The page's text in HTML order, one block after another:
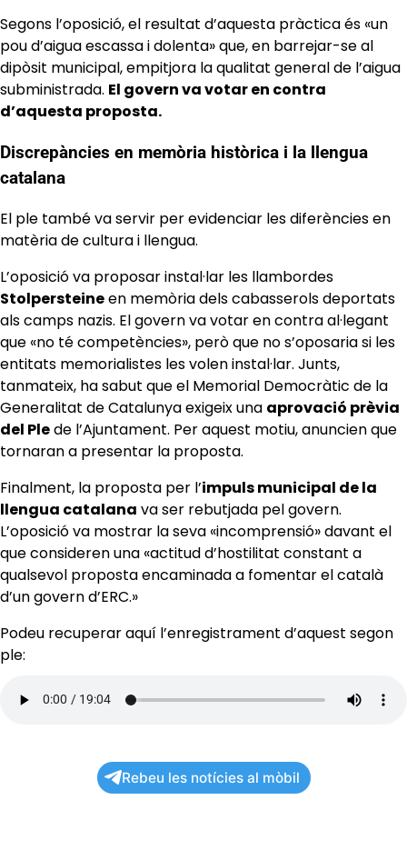
Segons l’oposició, el resultat d’aquesta pràctica és «un
pou d’aigua escassa i dolenta» que, en barrejar-se al
dipòsit municipal, empitjora la qualitat general de l’aigua
subministrada. El govern va votar en contra
d’aquesta proposta.
Discrepàncies en memòria històrica i la llengua
catalana
El ple també va servir per evidenciar les diferències en
matèria de cultura i llengua.
L’oposició va proposar instal·lar les llambordes
Stolpersteineen memòria dels cabasserols deportats
als camps nazis. El govern va votar en contra al·legant
que «no té competències», però que no s’oposaria si les
entitats memorialistes les volen instal·lar. Junts,
tanmateix, ha sabut que el Memorial Democràtic de la
Generalitat de Catalunya exigeix una aprovació prèvia
del Plede l’Ajuntament. Per aquest motiu, anuncien que
tornaran a presentar la proposta.
Finalment, la proposta per l’impuls municipal de la
llengua catalana va ser rebutjada pel govern.
L’oposició va mostrar la seva «incomprensió» davant el
que consideren una «actitud d’hostilitat constant a
qualsevol proposta encaminada a fomentar el català
d’un govern d’ERC.»
Podeu recuperar aquí l’enregistrament d’aquest segon
ple:
Rebeu les notícies al mòbil